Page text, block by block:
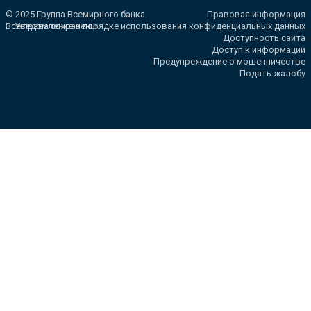
© 2025 Группа Всемирного банка.
Все права сохранены.
Правовая информация
Уведомление о порядке использования конфиденциальных данных
Доступность сайта
Доступ к информации
Предупреждение о мошенничестве
Подать жалобу